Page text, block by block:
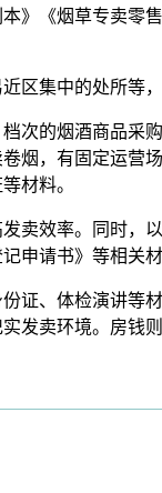
》《烟草专卖零
集中的处所等，
的烟酒商品采购
烟，有固定运营
材料。
效率。同时，
申请书》等相关
、体检演讲等
发卖环境。房钱